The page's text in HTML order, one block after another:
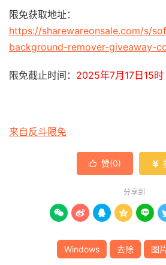
限免获取地址：
https://sharewareonsale.com/s/
background-remover-giveaway-
限免截止时间： 2025年7月17日15时
来自反斗限免
 赞(0) 
分享到
    
Windows 去除 图